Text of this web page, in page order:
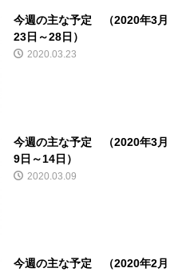
今週の主な予定 （2020年3月
23日～28日）
2020.03.23
今週の主な予定 （2020年3月
9日～14日）
2020.03.09
今週の主な予定 （2020年2月